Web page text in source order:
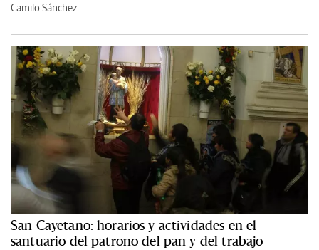
Camilo Sánchez
San Cayetano: horarios y actividades en el
santuario del patrono del pan y del trabajo